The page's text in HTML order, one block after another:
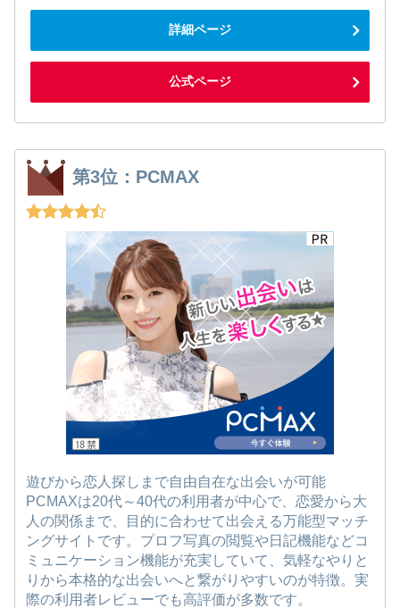
詳細ページ
公式ページ
第3位：PCMAX
遊びから恋人探しまで自由自在な出会いが可能
PCMAXは20代～40代の利用者が中心で、恋愛から大
人の関係まで、目的に合わせて出会える万能型マッチ
ングサイトです。プロフ写真の閲覧や日記機能などコ
ミュニケーション機能が充実していて、気軽なやりと
りから本格的な出会いへと繋がりやすいのが特徴。実
際の利用者レビューでも高評価が多数です。